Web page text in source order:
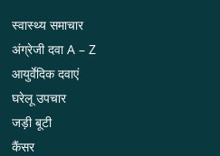
स्वास्थ्य समाचार
अंग्रेजी दवा A – Z
आयुर्वेदिक दवाएं
घरेलू उपचार
जड़ी बूटी
कैंसर